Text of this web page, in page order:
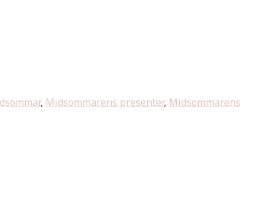
, Midsommarens presenter, Midsommarens